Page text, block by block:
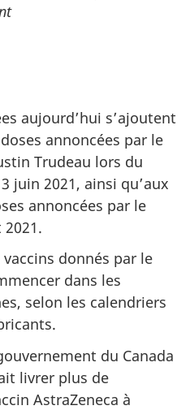
aujourd’hui s’ajoutent
annoncées par le
Trudeau lors du
juin 2021, ainsi qu’aux
annoncées par le
donnés par le
dans les
selon les calendriers
du Canada
livrer plus de
AstraZeneca à